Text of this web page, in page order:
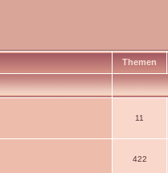
Themen
11
422